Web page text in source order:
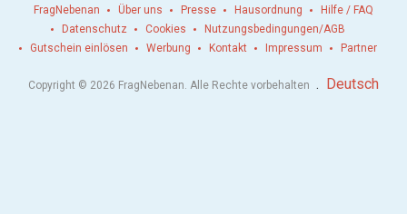
FragNebenan Über uns Presse Hausordnung
Hilfe / FAQ
Datenschutz
Cookies
Nutzungsbedingungen/AGB
Gutschein einlösen
Werbung Kontakt Impressum Partner
Copyright © 2026 FragNebenan. Alle Rechte vorbehalten . Deutsch